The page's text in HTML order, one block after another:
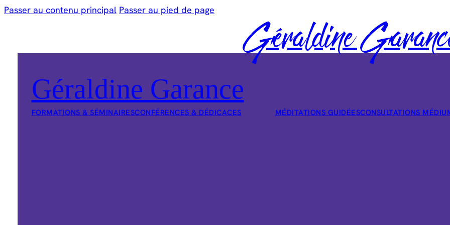
Passer au contenu principal Passer au pied de page
Géraldine
Géraldine Garance
FORMATIONS & SÉMINAIRESCONFÉRENCES & DÉDICACES MÉDITATIONS GUIDÉESCONSULTATIONS